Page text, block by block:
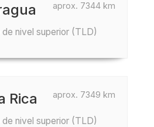
aprox. 7344 km
de nivel superior (TLD)
aprox. 7349 km
Rica
de nivel superior (TLD)